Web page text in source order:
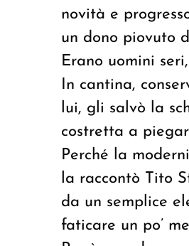
novità e
un dono piovuto
Erano uomini
In cantina,
lui, gli salvò la
costretta a
Perché la
la raccontò Tito
da un semplice
faticare un po’